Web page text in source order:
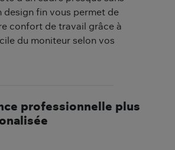
design fin vous permet de
confort de travail grâce à
du moniteur selon vos
professionnelle plus